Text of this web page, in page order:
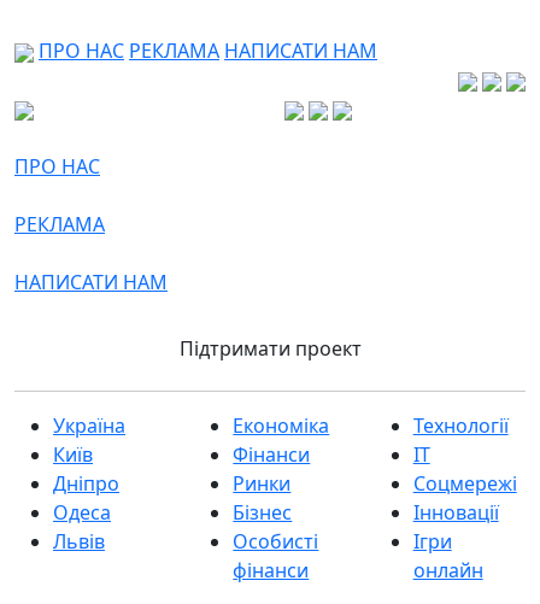
ПРО НАС РЕКЛАМА НАПИСАТИ НАМ
ПРО НАС
РЕКЛАМА
НАПИСАТИ НАМ
Підтримати проект
Україна
Київ
Дніпро
Одеса
Львів
Економіка
Фінанси
Ринки
Бізнес
Особисті
фінанси
Технології
IT
Соцмережі
Інновації
Ігри
онлайн